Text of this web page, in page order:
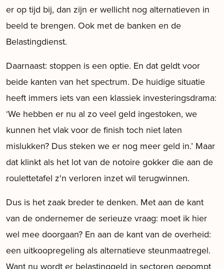
er op tijd bij, dan zijn er wellicht nog alternatieven in
beeld te brengen. Ook met de banken en de
Belastingdienst.
Daarnaast: stoppen is een optie. En dat geldt voor
beide kanten van het spectrum. De huidige situatie
heeft immers iets van een klassiek investeringsdrama:
‘We hebben er nu al zo veel geld ingestoken, we
kunnen het vlak voor de finish toch niet laten
mislukken? Dus steken we er nog meer geld in.’ Maar
dat klinkt als het lot van de notoire gokker die aan de
roulettetafel z'n verloren inzet wil terugwinnen.
Dus is het zaak breder te denken. Met aan de kant
van de ondernemer de serieuze vraag: moet ik hier
wel mee doorgaan? En aan de kant van de overheid:
een uitkoopregeling als alternatieve steunmaatregel.
Want nu wordt er belastinggeld in sectoren gepompt